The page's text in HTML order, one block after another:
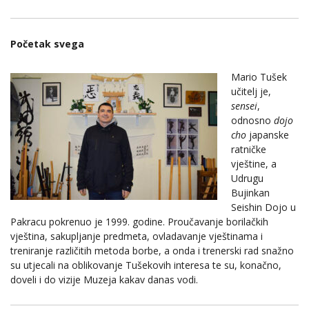
Početak svega
Mario Tušek
učitelj je,
sensei,
odnosno dojo
cho japanske
ratničke
vještine, a
Udrugu
Bujinkan
Seishin Dojo u
Pakracu pokrenuo je 1999. godine. Proučavanje borilačkih
vještina, sakupljanje predmeta, ovladavanje vještinama i
treniranje različitih metoda borbe, a onda i trenerski rad snažno
su utjecali na oblikovanje Tušekovih interesa te su, konačno,
doveli i do vizije Muzeja kakav danas vodi.